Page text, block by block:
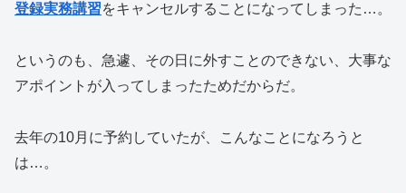
登録実務講習をキャンセルすることになってしまった…。
というのも、急遽、その日に外すことのできない、大事な
アポイントが入ってしまったためだからだ。
去年の10月に予約していたが、こんなことになろうと
は…。